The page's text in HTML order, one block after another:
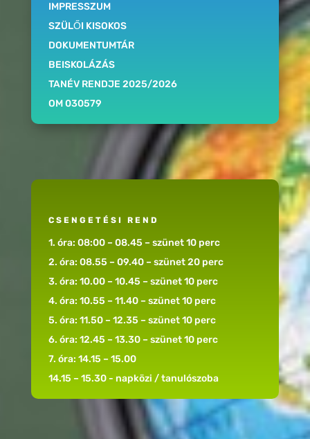
IMPRESSZUM
SZÜLŐI KISOKOS
DOKUMENTUMTÁR
BEISKOLÁZÁS
TANÉV RENDJE 2025/2026
OM 030579
CSENGETÉSI REND
1. óra: 08:00 – 08.45 – szünet 10 perc
2. óra: 08.55 – 09.40 – szünet 20 perc
3. óra: 10.00 – 10.45 – szünet 10 perc
4. óra: 10.55 – 11.40 – szünet 10 perc
5. óra: 11.50 – 12.35 – szünet 10 perc
6. óra: 12.45 – 13.30 – szünet 10 perc
7. óra: 14.15 – 15.00
14.15 – 15.30 - napközi / tanulószoba